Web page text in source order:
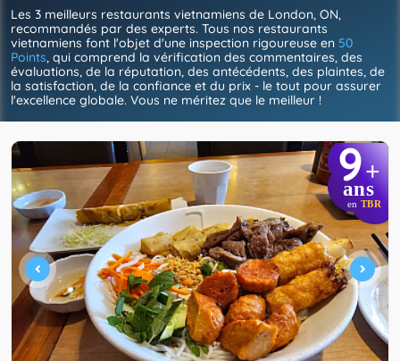
Les 3 meilleurs restaurants vietnamiens de London, ON,
recommandés par des experts. Tous nos restaurants
vietnamiens font l'objet d'une inspection rigoureuse en 50
Points, qui comprend la vérification des commentaires, des
évaluations, de la réputation, des antécédents, des plaintes, de
la satisfaction, de la confiance et du prix - le tout pour assurer
l'excellence globale. Vous ne méritez que le meilleur !
9+
ans
en TBR